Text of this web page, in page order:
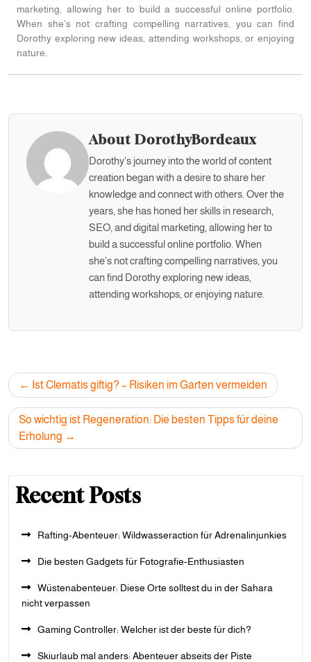
marketing, allowing her to build a successful online portfolio.
When she’s not crafting compelling narratives, you can find
Dorothy exploring new ideas, attending workshops, or enjoying
nature.
About DorothyBordeaux
Dorothy's journey into the world of content
creation began with a desire to share her
knowledge and connect with others. Over the
years, she has honed her skills in research,
SEO, and digital marketing, allowing her to
build a successful online portfolio. When
she’s not crafting compelling narratives, you
can find Dorothy exploring new ideas,
attending workshops, or enjoying nature.
Post
navigation
Ist Clematis giftig? – Risiken im Garten vermeiden
So wichtig ist Regeneration: Die besten Tipps für deine
Erholung
Recent Posts
Rafting-Abenteuer: Wildwasseraction für Adrenalinjunkies
Die besten Gadgets für Fotografie-Enthusiasten
Wüstenabenteuer: Diese Orte solltest du in der Sahara
nicht verpassen
Gaming Controller: Welcher ist der beste für dich?
Skiurlaub mal anders: Abenteuer abseits der Piste